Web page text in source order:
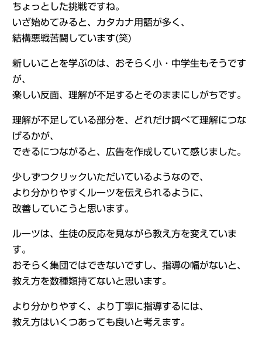
ちょっとした挑戦ですね。
いざ始めてみると、カタカナ用語が多く、
結構悪戦苦闘しています(笑)
新しいことを学ぶのは、おそらく小・中学生もそうです
が、
楽しい反面、理解が不足するとそのままにしがちです。
理解が不足している部分を、どれだけ調べて理解につな
げるかが、
できるにつながると、広告を作成していて感じました。
少しずつクリックいただいているようなので、
より分かりやすくルーツを伝えられるように、
改善していこうと思います。
ルーツは、生徒の反応を見ながら教え方を変えていま
す。
おそらく集団ではできないですし、指導の幅がないと、
教え方を数種類持てないと思います。
より分かりやすく、より丁寧に指導するには、
教え方はいくつあっても良いと考えます。